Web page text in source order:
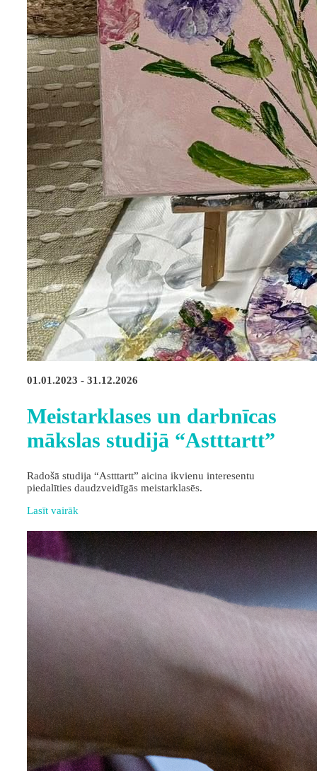
01.01.2023 - 31.12.2026
Meistarklases un darbnīcas
mākslas studijā “Astttartt”
Radošā studija “Astttartt” aicina ikvienu interesentu
piedalīties daudzveidīgās meistarklasēs.
Lasīt vairāk